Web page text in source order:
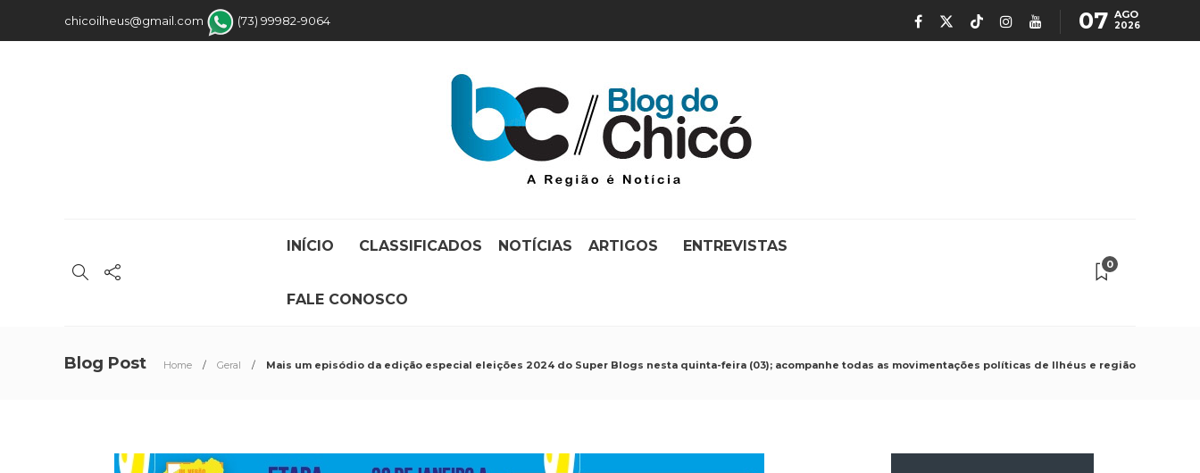
chicoilheus@gmail.com (73) 99982-9064 07 AGO
2026
INÍCIO CLASSIFICADOS NOTÍCIAS ARTIGOS ENTREVISTAS
FALE CONOSCO
0
Blog Post Home Geral Mais um episódio da edição especial eleições 2024 do Super Blogs nesta quinta-feira (03); acompanhe todas as movimentações políticas de Ilhéus e região